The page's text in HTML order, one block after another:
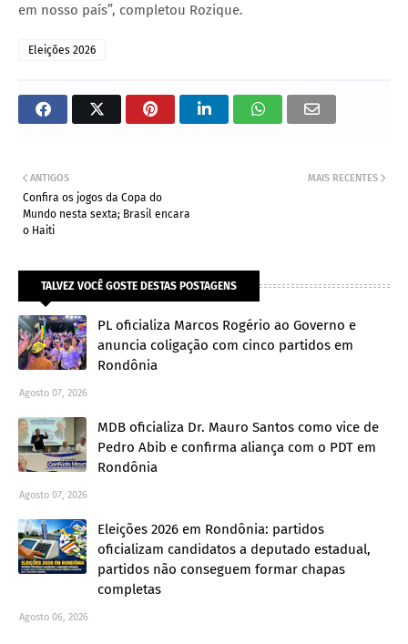
em nosso país”, completou Rozique.
Eleições 2026
MAIS RECENTES
ANTIGOS
Confira os jogos da Copa do
Mundo nesta sexta; Brasil encara
o Haiti
TALVEZ VOCÊ GOSTE DESTAS POSTAGENS
PL oficializa Marcos Rogério ao Governo e
anuncia coligação com cinco partidos em
Rondônia
Agosto 07, 2026
MDB oficializa Dr. Mauro Santos como vice de
Pedro Abib e confirma aliança com o PDT em
Rondônia
Agosto 07, 2026
Eleições 2026 em Rondônia: partidos
oficializam candidatos a deputado estadual,
partidos não conseguem formar chapas
completas
Agosto 06, 2026